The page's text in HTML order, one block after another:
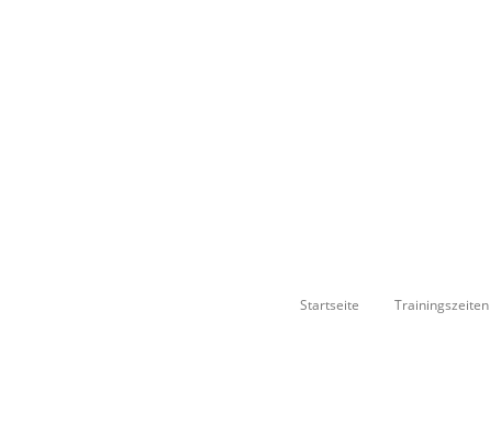
Startseite Trainingszeiten